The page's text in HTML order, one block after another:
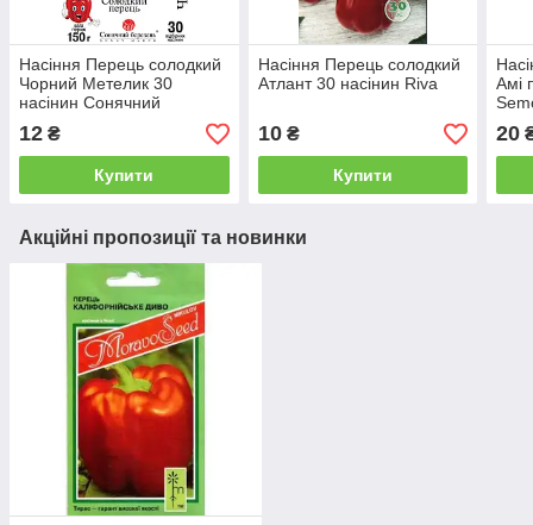
Насіння Перець солодкий
Чорний Метелик 30
насінин Сонячний
Березень
12 ₴
Купити
Насіння Перець солодкий
Атлант 30 насінин Riva
10₴
Купити
Амі
20
Акційні пропозиції та новинки